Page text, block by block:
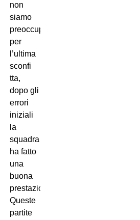
non
siamo
preoccupati
per
l’ultima
sconfi
tta,
dopo gli
errori
iniziali
la
squadra
ha fatto
una
buona
prestazione.
Queste
partite